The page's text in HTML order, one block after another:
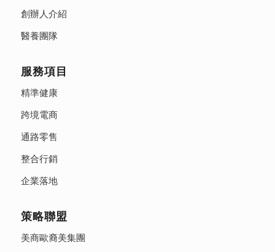
創辦人介紹
醫養團隊
服務項目
精準健康
跨境電商
通路零售
整合行銷
企業落地
策略聯盟
美商歐裔美集團